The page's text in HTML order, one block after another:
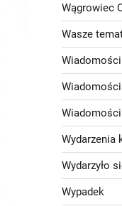
Wągrowiec
Wasze
Wiadomości
Wydarzenia
Wydarzyło
Wypadek